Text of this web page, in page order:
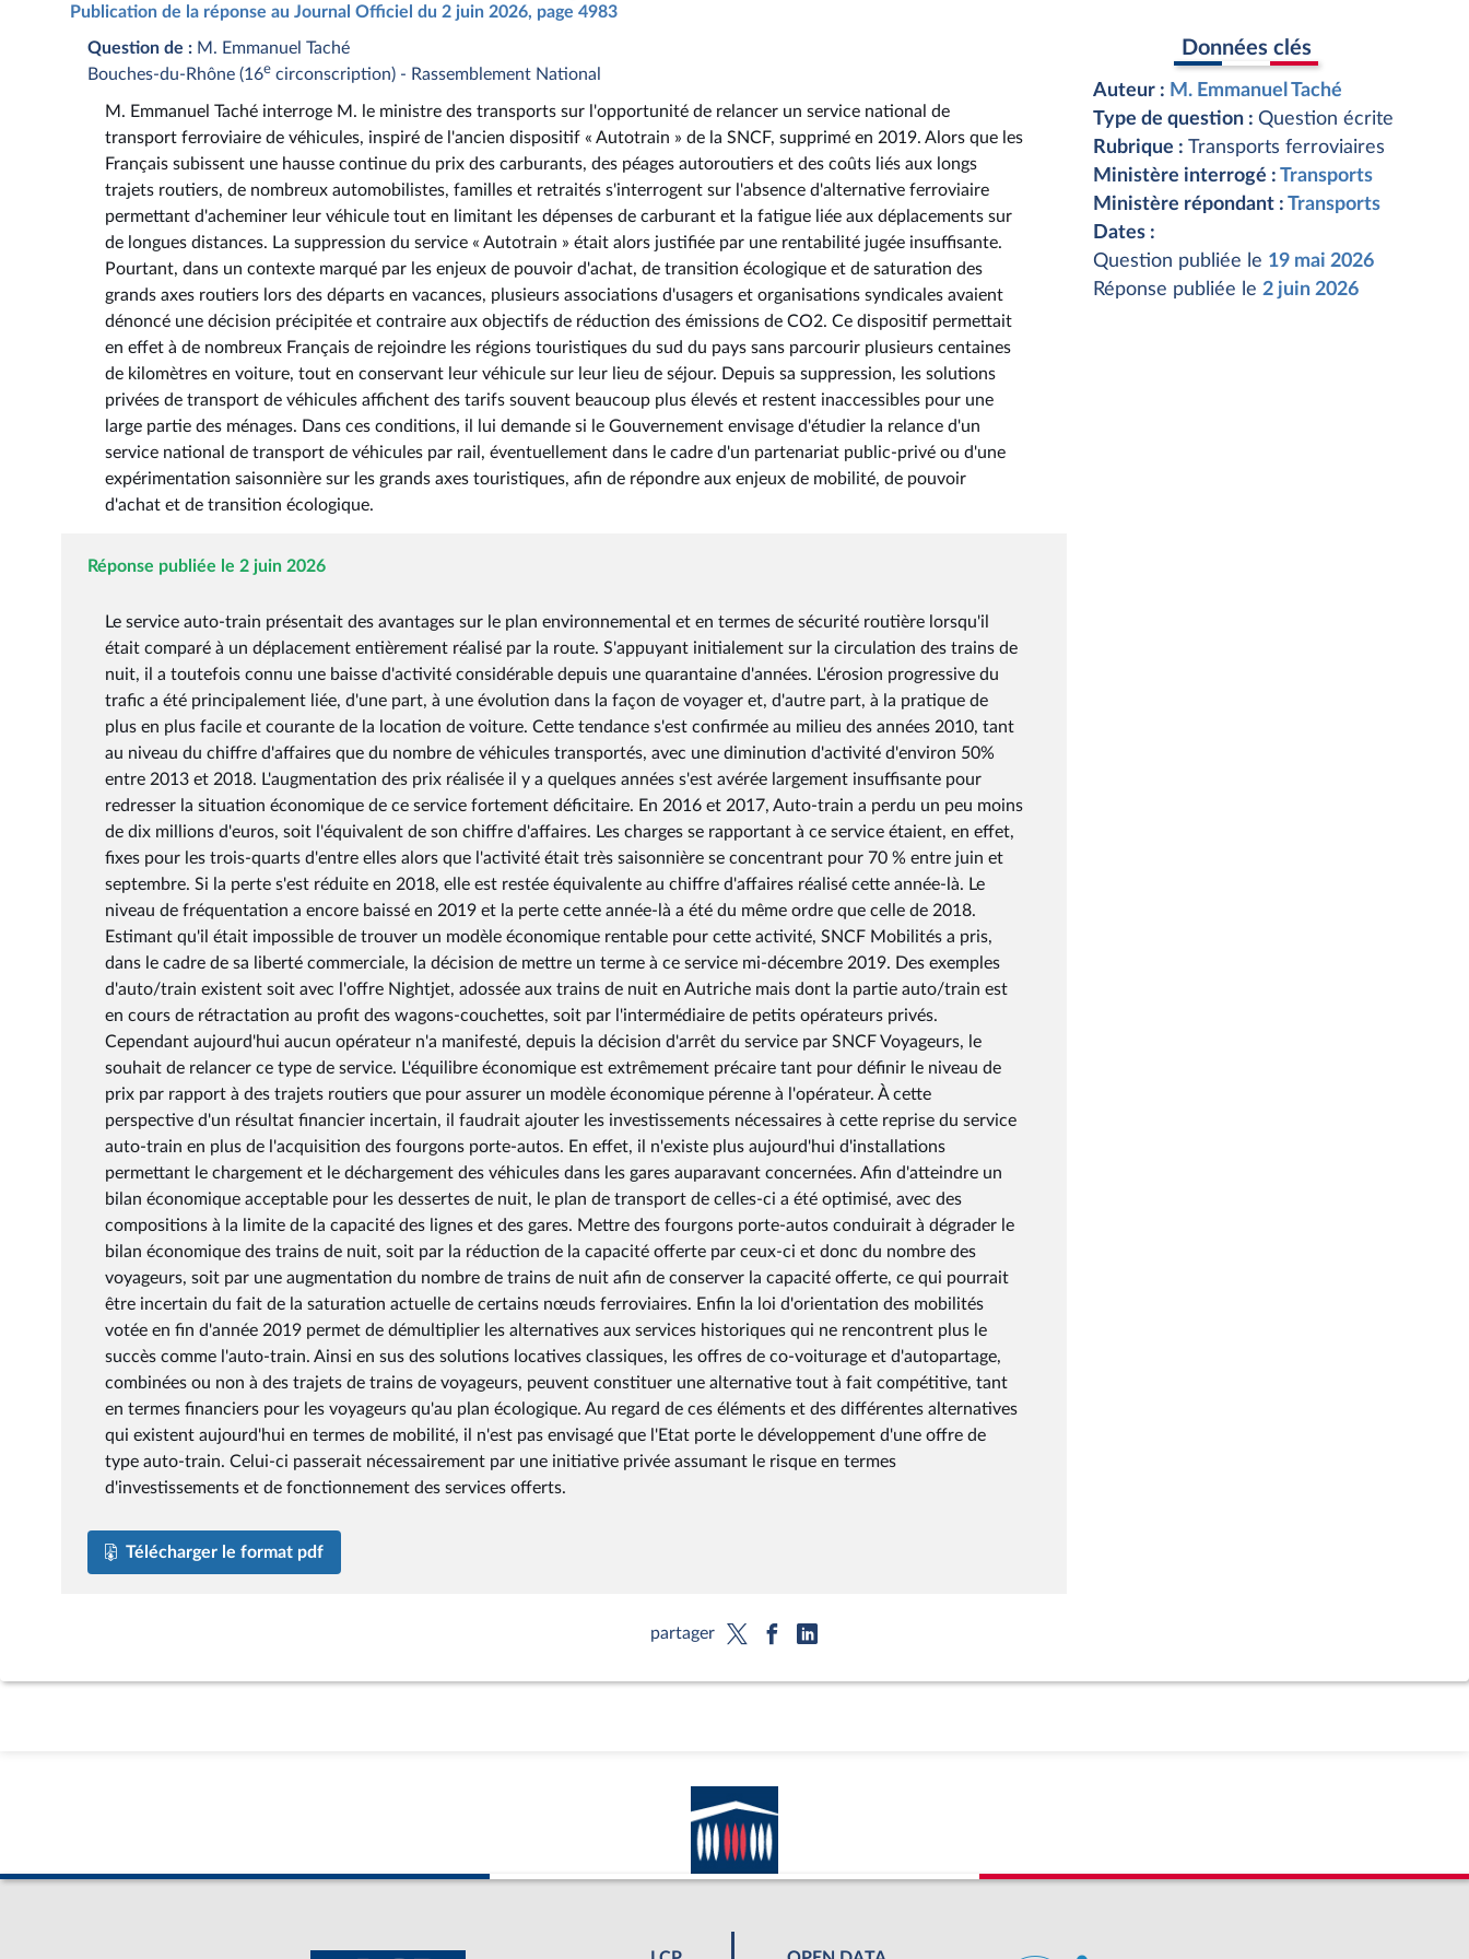
Publication de la réponse au Journal Officiel du 2 juin 2026, page 4983
Question de : M. Emmanuel Taché
Bouches-du-Rhône (16e circonscription) - Rassemblement National
M. Emmanuel Taché interroge M. le ministre des transports sur l'opportunité de relancer un service national de
transport ferroviaire de véhicules, inspiré de l'ancien dispositif « Autotrain » de la SNCF, supprimé en 2019. Alors que les
Français subissent une hausse continue du prix des carburants, des péages autoroutiers et des coûts liés aux longs
trajets routiers, de nombreux automobilistes, familles et retraités s'interrogent sur l'absence d'alternative ferroviaire
permettant d'acheminer leur véhicule tout en limitant les dépenses de carburant et la fatigue liée aux déplacements sur
de longues distances. La suppression du service « Autotrain » était alors justifiée par une rentabilité jugée insuffisante.
Pourtant, dans un contexte marqué par les enjeux de pouvoir d'achat, de transition écologique et de saturation des
grands axes routiers lors des départs en vacances, plusieurs associations d'usagers et organisations syndicales avaient
dénoncé une décision précipitée et contraire aux objectifs de réduction des émissions de CO2. Ce dispositif permettait
en effet à de nombreux Français de rejoindre les régions touristiques du sud du pays sans parcourir plusieurs centaines
de kilomètres en voiture, tout en conservant leur véhicule sur leur lieu de séjour. Depuis sa suppression, les solutions
privées de transport de véhicules affichent des tarifs souvent beaucoup plus élevés et restent inaccessibles pour une
large partie des ménages. Dans ces conditions, il lui demande si le Gouvernement envisage d'étudier la relance d'un
service national de transport de véhicules par rail, éventuellement dans le cadre d'un partenariat public-privé ou d'une
expérimentation saisonnière sur les grands axes touristiques, afin de répondre aux enjeux de mobilité, de pouvoir
d'achat et de transition écologique.
Réponse publiée le 2 juin 2026
Le service auto-train présentait des avantages sur le plan environnemental et en termes de sécurité routière lorsqu'il
était comparé à un déplacement entièrement réalisé par la route. S'appuyant initialement sur la circulation des trains de
nuit, il a toutefois connu une baisse d'activité considérable depuis une quarantaine d'années. L'érosion progressive du
trafic a été principalement liée, d'une part, à une évolution dans la façon de voyager et, d'autre part, à la pratique de
plus en plus facile et courante de la location de voiture. Cette tendance s'est confirmée au milieu des années 2010, tant
au niveau du chiffre d'affaires que du nombre de véhicules transportés, avec une diminution d'activité d'environ 50%
entre 2013 et 2018. L'augmentation des prix réalisée il y a quelques années s'est avérée largement insuffisante pour
redresser la situation économique de ce service fortement déficitaire. En 2016 et 2017, Auto-train a perdu un peu moins
de dix millions d'euros, soit l'équivalent de son chiffre d'affaires. Les charges se rapportant à ce service étaient, en effet,
fixes pour les trois-quarts d'entre elles alors que l'activité était très saisonnière se concentrant pour 70 % entre juin et
septembre. Si la perte s'est réduite en 2018, elle est restée équivalente au chiffre d'affaires réalisé cette année-là. Le
niveau de fréquentation a encore baissé en 2019 et la perte cette année-là a été du même ordre que celle de 2018.
Estimant qu'il était impossible de trouver un modèle économique rentable pour cette activité, SNCF Mobilités a pris,
dans le cadre de sa liberté commerciale, la décision de mettre un terme à ce service mi-décembre 2019. Des exemples
d'auto/train existent soit avec l'offre Nightjet, adossée aux trains de nuit en Autriche mais dont la partie auto/train est
en cours de rétractation au profit des wagons-couchettes, soit par l'intermédiaire de petits opérateurs privés.
Cependant aujourd'hui aucun opérateur n'a manifesté, depuis la décision d'arrêt du service par SNCF Voyageurs, le
souhait de relancer ce type de service. L'équilibre économique est extrêmement précaire tant pour définir le niveau de
prix par rapport à des trajets routiers que pour assurer un modèle économique pérenne à l'opérateur. À cette
perspective d'un résultat financier incertain, il faudrait ajouter les investissements nécessaires à cette reprise du service
auto-train en plus de l'acquisition des fourgons porte-autos. En effet, il n'existe plus aujourd'hui d'installations
permettant le chargement et le déchargement des véhicules dans les gares auparavant concernées. Afin d'atteindre un
bilan économique acceptable pour les dessertes de nuit, le plan de transport de celles-ci a été optimisé, avec des
compositions à la limite de la capacité des lignes et des gares. Mettre des fourgons porte-autos conduirait à dégrader le
bilan économique des trains de nuit, soit par la réduction de la capacité offerte par ceux-ci et donc du nombre des
voyageurs, soit par une augmentation du nombre de trains de nuit afin de conserver la capacité offerte, ce qui pourrait
être incertain du fait de la saturation actuelle de certains nœuds ferroviaires. Enfin la loi d'orientation des mobilités
votée en fin d'année 2019 permet de démultiplier les alternatives aux services historiques qui ne rencontrent plus le
succès comme l'auto-train. Ainsi en sus des solutions locatives classiques, les offres de co-voiturage et d'autopartage,
combinées ou non à des trajets de trains de voyageurs, peuvent constituer une alternative tout à fait compétitive, tant
en termes financiers pour les voyageurs qu'au plan écologique. Au regard de ces éléments et des différentes alternatives
qui existent aujourd'hui en termes de mobilité, il n'est pas envisagé que l'Etat porte le développement d'une offre de
type auto-train. Celui-ci passerait nécessairement par une initiative privée assumant le risque en termes
d'investissements et de fonctionnement des services offerts.
Télécharger le format pdf
Données clés
Auteur : M. Emmanuel Taché
Type de question : Question écrite
Rubrique : Transports ferroviaires
Ministère interrogé : Transports
Ministère répondant : Transports
Dates :
Question publiée le 19 mai 2026
Réponse publiée le 2 juin 2026
partager